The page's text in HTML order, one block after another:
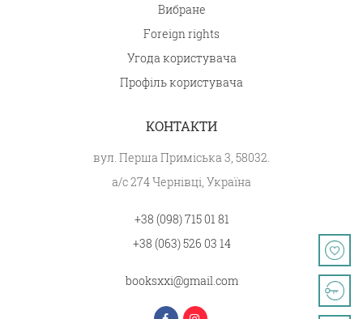
Вибране
Foreign rights
Угода користувача
Профіль користувача
КОНТАКТИ
вул. Перша Приміська 3, 58032.
а/с 274 Чернівці, Україна
+38 (098) 715 01 81
+38 (063) 526 03 14
booksxxi@gmail.com